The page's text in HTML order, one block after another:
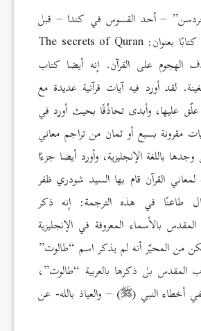
– أحد القسوس في كندا – قبل
ثلاثة أو أربعة أعوام كتابًا بعنوان: The secrets of Quran
الهجوم على القرآن. إنه أيضا كتاب
لقد أورد فيه آيات قرآنية عديدة مع
علّق عليها، وأبدى تحاذُقًا بحيث أورد في
مقرونة بسبع أو ثمان من تراجم معاني
وجدها باللغة الإنجليزية، وأورد أيضا جزءًا
القرآن قام بها السيد شودري ظفر
طاعنًا في هذه الترجمة: إنه ذكر
بالأسماء المعروفة في الإنجليزية
من المحيّر أنه لم يذكر اسم “طالوت”
المقدس بل ذكرها بالعربية “طالوت”،
أخطاء النبي ( ) – والعياذ بالله- عن